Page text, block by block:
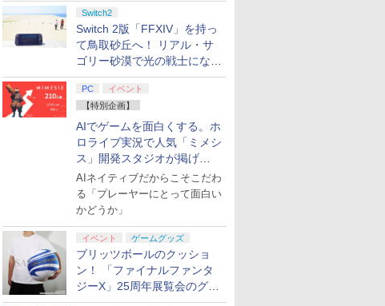
Switch2
Switch 2版「FFXIV」を持っ
て鳥取砂丘へ！ リアル・サ
ゴリー砂漠で光の戦士になっ
てみた
PC
イベント
【特別企画】
AIでゲームを面白くする。ホ
ロライブ実況で人気「ミメシ
ス」開発スタジオが掲げ
る“AI活用の信念”とは？【講
演レポート】
AIネイティブだからこそこだわ
る「プレーヤーにとって面白い
かどうか」
イベント ゲームグッズ
ブリッツボールのクッショ
ン！ 「ファイナルファンタ
ジーX」25周年展覧会のグッ
ズ情報が公開